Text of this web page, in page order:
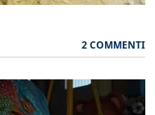
2 COMMENTI